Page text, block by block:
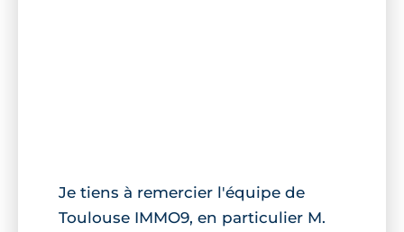
Je tiens à remercier l'équipe de
Toulouse IMMO9, en particulier M.